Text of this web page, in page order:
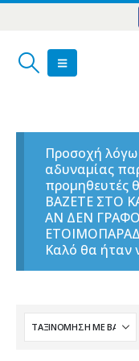
Προσοχή λόγω
αδυναμίας
ΒΑΖΕΤΕ ΣΤΟ
ΑΝ ΔΕΝ
Καλό θα ήταν